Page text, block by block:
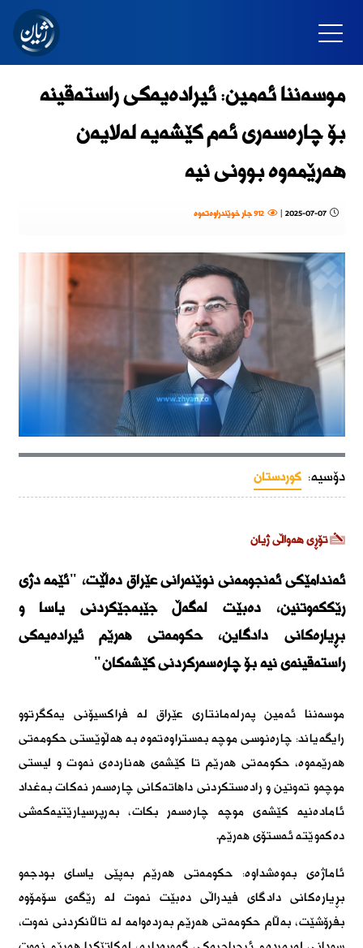
موسەننا ئەمین: ئیرادەیەكی راستەقینە
بۆ چارەسەری ئەم كێشەیە لەلایەن
هەرێمەوە بوونی نیە
2025-07-07
| 912 جار خوێندراوەتەوە
دۆسیە:کوردستان
تۆڕی هەواڵی ژیان
ئەندامێکی ئەنجومەنی نوێنەرانی عێراق دەڵێت، "ئێمە دژی
رێککەوتنین، دەبێت لەگەڵ جێبەجێکردنی یاسا و
بڕیارەکانی دادگاین، حکومەتی ھەرێم ئیرادەیەکی
راستەقینەی نیە بۆ چارەسەرکردنی کێشەکان"
موسەننا ئەمین پەرلەمانتاری عێراق لە فراکسیۆنی یەکگرتوو
رایگەیاند: چارەنوسی موچە بەستراوەتەوە بە ھەڵوێستی حکومەتی
ھەرێمەوە، حکومەتی ھەرێم تا کێشەی ھەناردەی نەوت و لیستی
موچەو تەوتین و رادەستکردنی داھاتەکانی چارەسەر نەکات بەغداد
ئامادەنیە کێشەی موچە چارەسەر بکات، بەرپرسیارێتیەکەشی
دەکەوێتە ئەستۆی ھەرێم.
ئاماژەی بەوەشداوە: حکومەتی ھەرێم بەپێی یاسای بودجەو
بڕیارەکانی دادگای فیدراڵی دەبێت نەوت لە رێگەی سۆمۆوە
بفرۆشێت، بەڵام حکومەتی ھەرێم بەردەوامە لە تاڵانکردنی نەوت،